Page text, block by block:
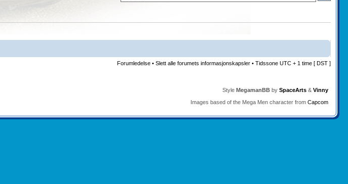
Forumledelse •Slett alle forumets informasjonskapsler • Tidssone UTC + 1 time [ DST ]
StyleMegamanBB bySpaceArts &Vinny
Images based of the Mega Men character fromCapcom